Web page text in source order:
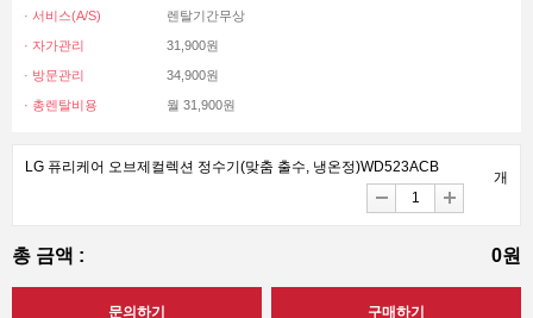
· 서비스(A/S) 렌탈기간무상
· 자가관리 31,900원
· 방문관리 34,900원
· 총렌탈비용 월 31,900원
LG 퓨리케어 오브제컬렉션 정수기(맞춤 출수, 냉온정)WD523ACB
개
총 금액 : 0원